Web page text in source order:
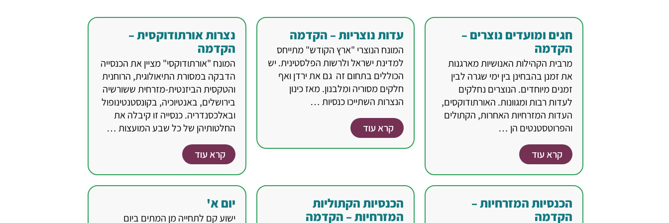
חגים ומועדים נוצרים –
הקדמה
מרבית הקהילות האנושיות מארגנות
את זמנן בהבחינן בין ימי שגרה לבין
זמנים מיוחדים. הנוצרים נחלקים
לעדות רבות ומגוונות. האורתודוקסים,
העדות המזרחיות האחרות, הקתולים
והפרוטסטנטים הן …
קרא עוד
עדות נוצריות – הקדמה
המונח הנוצרי "ארץ הקודש" מתייחס
למדינת ישראל ולרשות הפלסטינית. יש
הכוללים בתחום זה גם את ירדן ואף
חלקים מסוריה ומלבנון. מאז כינון
הנצרות השתייכו כנסיות …
קרא עוד
נצרות אורתודוקסית –
הקדמה
המונח "אורתודוקסי" מציין את הכנסייה
הדבקה במסורת התיאולוגית, הרוחנית
והטקסית הביזנטית-מזרחית ששורשיה
בירושלים, באנטיוכיה, בקונסטנטינופול
ובאלכסנדריה. כנסייה זו קיבלה את
החלטותיהן של כל שבע המועצות …
קרא עוד
הכנסיות המזרחיות –
הקדמה
הכנסיות הקתוליות
המזרחיות – הקדמה
יום א'
ישוע קם לתחייה מן המתים ביום